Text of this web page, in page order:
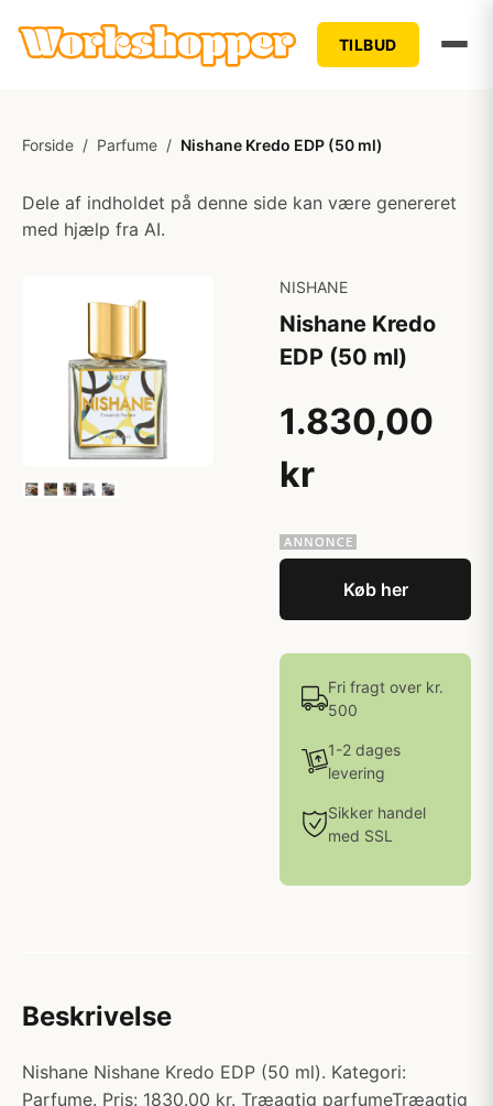
TILBUD
Forside / Parfume / Nishane Kredo EDP (50 ml)
Dele af indholdet på denne side kan være genereret
med hjælp fra AI.
NISHANE
Nishane Kredo
EDP (50 ml)
1.830,00
kr
Køb her
Fri fragt over kr.
500
1-2 dages
levering
Sikker handel
med SSL
Beskrivelse
Nishane Nishane Kredo EDP (50 ml). Kategori:
Parfume. Pris: 1830.00 kr. Træagtig parfumeTræagtig